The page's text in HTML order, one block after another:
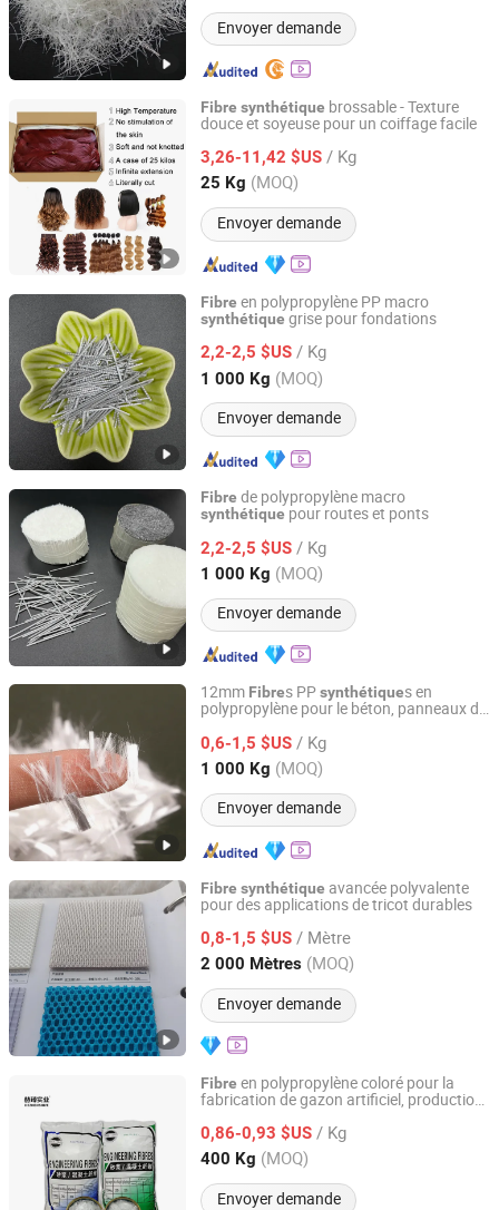
Envoyer demande
Fibre synthétique brossable - Texture
douce et soyeuse pour un coiffage facile
3,26-11,42 $US / Kg
25 Kg (MOQ)
Envoyer demande
Xuchang Fuze Trading Co., Ltd.
Henan, China Depuis 2025
Fibre en polypropylène PP macro
synthétique grise pour fondations
2,2-2,5 $US / Kg
1 000 Kg (MOQ)
Envoyer demande
Briture Co., Ltd.
Anhui, China Depuis 2011
Fibre de polypropylène macro
synthétique pour routes et ponts
2,2-2,5 $US / Kg
1 000 Kg (MOQ)
Envoyer demande
Briture Co., Ltd.
Anhui, China Depuis 2011
12mm Fibres PPsynthétiques en
polypropylène pour le béton, panneaux de
0,6-1,5 $US / Kg
1 000 Kg (MOQ)
Envoyer demande
Tai'an Yuerui Engineering Materials Co., Ltd.
Shandong, China Depuis 2025
Fibre synthétique avancée polyvalente
pour des applications de tricot durables
0,8-1,5 $US / Mètre
2 000 Mètres (MOQ)
Envoyer demande
Quanzhou Goodo Bags Co., Ltd.
Fujian, China Depuis 2025
Fibre en polypropylène coloré pour la
fabrication de gazon artificiel, production
terrains de sport, décoration paysagère,
traitement de tissu
0,86-0,93 $US / Kg
400 Kg (MOQ)
Envoyer demande
Hebei Hezhen Industrial Co., Ltd.
Hebei, China Depuis 2025